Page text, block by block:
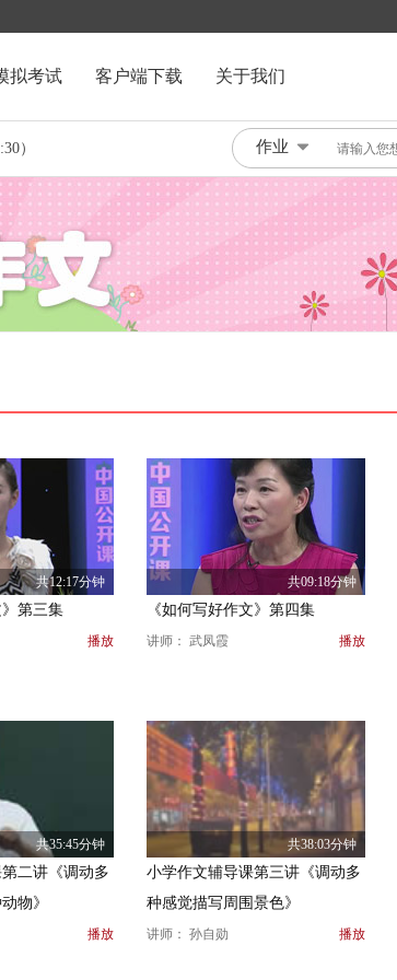
拟考试 客户端下载 关于我们
） 作业
共12:17分钟
》第三集
播放
共09:18分钟
《如何写好作文》第四集
讲师： 武凤霞 播放
共35:45分钟
二讲《调动多
物》
播放
共38:03分钟
小学作文辅导课第三讲《调动多
种感觉描写周围景色》
讲师： 孙自勋 播放